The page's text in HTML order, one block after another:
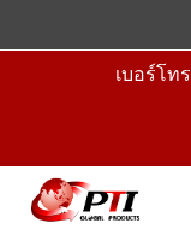
เบอร์โท